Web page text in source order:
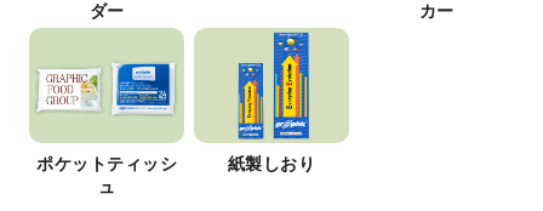
ダー
カー
ポケットティッシ
ュ
紙製しおり